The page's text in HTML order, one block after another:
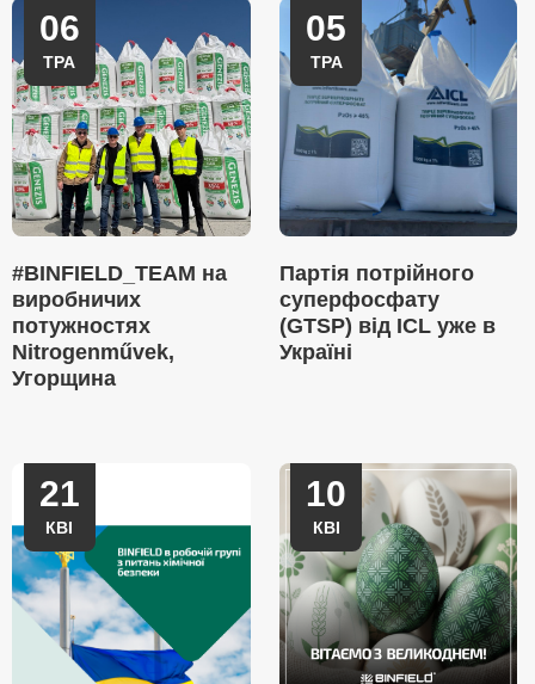
06
ТРА
#BINFIELD_TEAM на
виробничих
потужностях
Nitrogenművek,
Угорщина
05
ТРА
Партія потрійного
суперфосфату
(GTSP) від ICL уже в
Україні
21
КВІ
10
КВІ